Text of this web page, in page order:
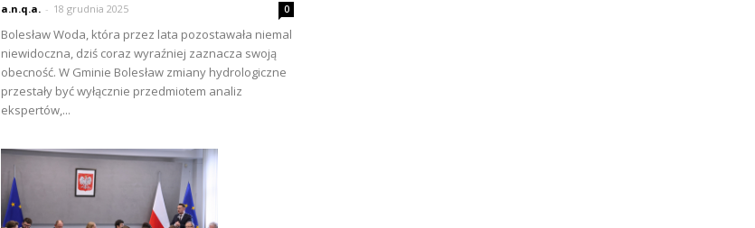
a.n.q.a. - 18 grudnia 2025 0
Bolesław Woda, która przez lata pozostawała niemal
niewidoczna, dziś coraz wyraźniej zaznacza swoją
obecność. W Gminie Bolesław zmiany hydrologiczne
przestały być wyłącznie przedmiotem analiz
ekspertów,...